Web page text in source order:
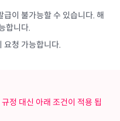
이 불가능할 수 있습니다. 해
합니다.
요청 가능합니다.
정 대신 아래 조건이 적용 됩